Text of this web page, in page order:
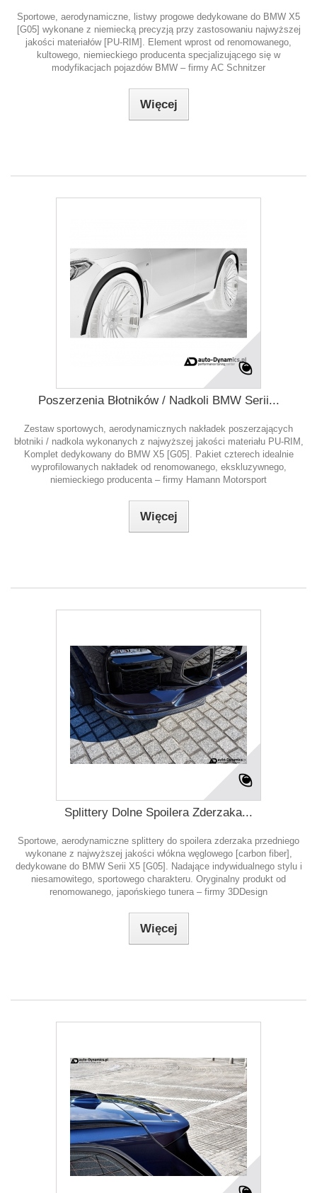
Sportowe, aerodynamiczne, listwy progowe dedykowane do BMW X5
[G05] wykonane z niemiecką precyzją przy zastosowaniu najwyższej
jakości materiałów [PU-RIM]. Element wprost od renomowanego,
kultowego, niemieckiego producenta specjalizującego się w
modyfikacjach pojazdów BMW – firmy AC Schnitzer
Więcej
Poszerzenia Błotników / Nadkoli BMW Serii...
Zestaw sportowych, aerodynamicznych nakładek poszerzających
błotniki / nadkola wykonanych z najwyższej jakości materiału PU-RIM,
Komplet dedykowany do BMW X5 [G05]. Pakiet czterech idealnie
wyprofilowanych nakładek od renomowanego, ekskluzywnego,
niemieckiego producenta – firmy Hamann Motorsport
Więcej
Splittery Dolne Spoilera Zderzaka...
Sportowe, aerodynamiczne splittery do spoilera zderzaka przedniego
wykonane z najwyższej jakości włókna węglowego [carbon fiber],
dedykowane do BMW Serii X5 [G05]. Nadające indywidualnego stylu i
niesamowitego, sportowego charakteru. Oryginalny produkt od
renomowanego, japońskiego tunera – firmy 3DDesign
Więcej